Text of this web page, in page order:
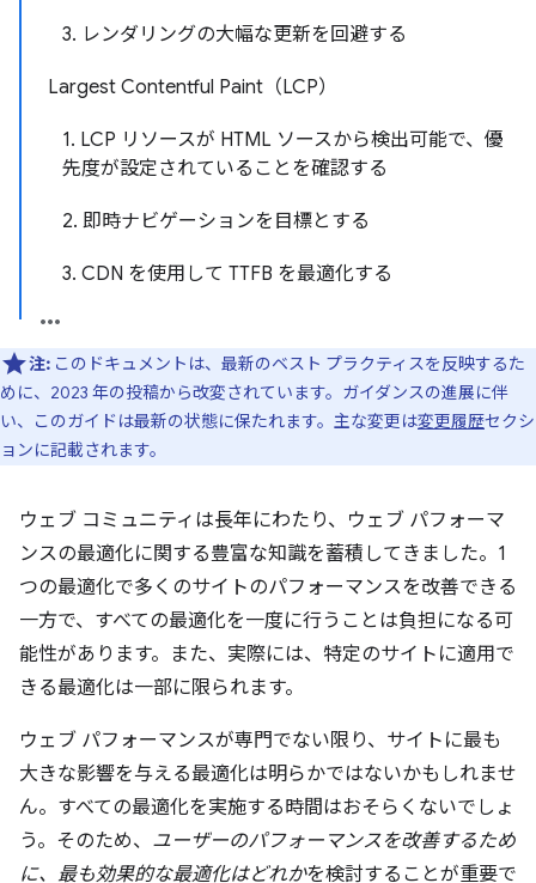
3. レンダリングの大幅な更新を回避する
Largest Contentful Paint（LCP）
1. LCP リソースが HTML ソースから検出可能で、優
先度が設定されていることを確認する
2. 即時ナビゲーションを目標とする
3. CDN を使用して TTFB を最適化する
注: このドキュメントは、最新のベスト プラクティスを反映するた
めに、2023 年の投稿から改変されています。ガイダンスの進展に伴
い、このガイドは最新の状態に保たれます。主な変更は変更履歴セクシ
ョンに記載されます。
ウェブ コミュニティは長年にわたり、ウェブ パフォーマ
ンスの最適化に関する豊富な知識を蓄積してきました。1
つの最適化で多くのサイトのパフォーマンスを改善できる
一方で、すべての最適化を一度に行うことは負担になる可
能性があります。また、実際には、特定のサイトに適用で
きる最適化は一部に限られます。
ウェブ パフォーマンスが専門でない限り、サイトに最も
大きな影響を与える最適化は明らかではないかもしれませ
ん。すべての最適化を実施する時間はおそらくないでしょ
う。そのため、 ユーザーのパフォーマンスを改善するため
に、最も効果的な最適化はどれかを検討することが重要で